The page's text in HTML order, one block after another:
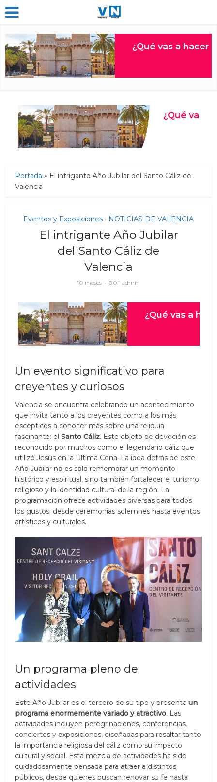
Portada » El intrigante Año Jubilar del Santo Cáliz de
Valencia
Eventos y Exposiciones • NOTICIAS DE VALENCIA
El intrigante Año Jubilar
del Santo Cáliz de
Valencia
10 meses por admin
Un evento significativo para
creyentes y curiosos
Valencia se encuentra celebrando un acontecimiento
que invita tanto a los creyentes como a los más
escépticos a conocer más sobre una reliquia
fascinante: elSanto Cáliz. Este objeto de devoción es
reconocido por muchos como el legendario cáliz que
utilizó Jesús en la Última Cena. La idea detrás de este
Año Jubilar no es solo rememorar un momento
histórico y espiritual, sino también fortalecer el turismo
religioso y la identidad cultural de la región. La
programación ofrece actividades diversas para todos
los gustos; desde ceremonias solemnes hasta eventos
artísticos y culturales.
Un programa pleno de
actividades
Este Año Jubilar es el tercero de su tipo y presentaun
programa enormemente variado y atractivo. Las
actividades incluyen peregrinaciones, conferencias,
conciertos y exposiciones, diseñadas para resaltar tanto
la importancia religiosa del cáliz como su impacto
cultural y social. Esta mezcla de actividades ha sido
cuidadosamente pensada para atraer a distintos
públicos, desde quienes buscan renovar su fe hasta